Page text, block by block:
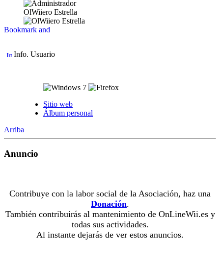
OlWiiero Estrella
Info. Usuario
Sitio web
Álbum personal
Arriba
Anuncio
Contribuye con la labor social de la Asociación, haz una
Donación.
También contribuirás al mantenimiento de OnLineWii.es y
todas sus actividades.
Al instante dejarás de ver estos anuncios.